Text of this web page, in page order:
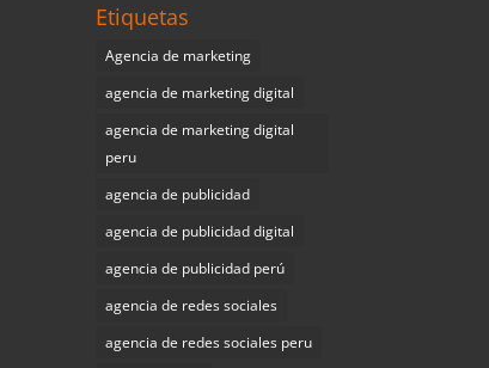
Etiquetas
Agencia de marketing
agencia de marketing digital
agencia de marketing digital
peru
agencia de publicidad
agencia de publicidad digital
agencia de publicidad perú
agencia de redes sociales
agencia de redes sociales peru